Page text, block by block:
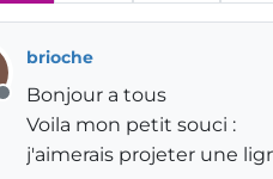
Offline
brioche
Bonjour a tous
Voila mon petit souci :
j'aimerais projeter une